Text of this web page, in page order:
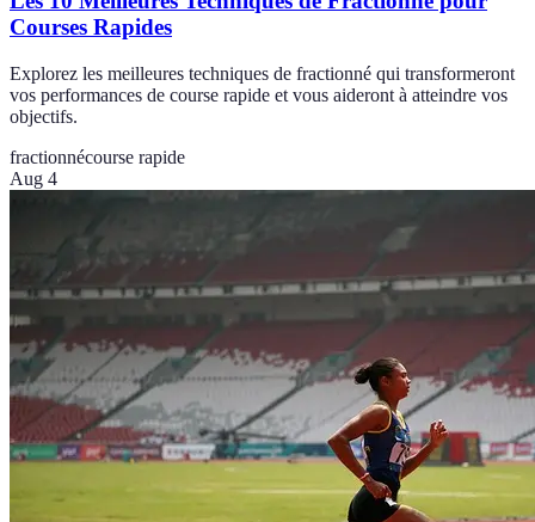
Courses Rapides
Explorez les meilleures techniques de fractionné qui transformeront
vos performances de course rapide et vous aideront à atteindre vos
objectifs.
fractionnécourse rapide
Aug 4